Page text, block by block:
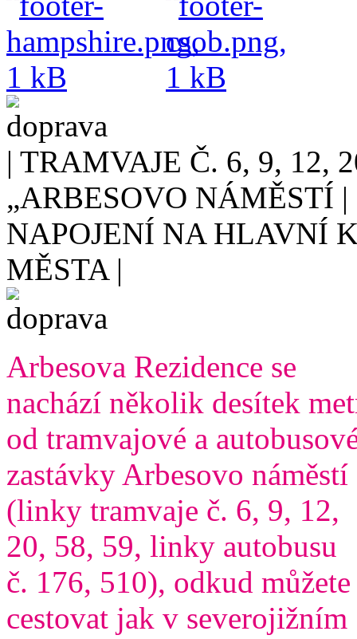
| TRAMVAJE Č. 6, 9, 12,
„ARBESOVO NÁMĚSTÍ
NAPOJENÍ NA HLAVNÍ
MĚSTA |
Arbesova Rezidence se
nachází několik desítek
od tramvajové a
zastávky Arbesovo náměstí
(linky tramvaje č. 6, 9, 12,
20, 58, 59, linky autobusu
č. 176, 510), odkud můžete
cestovat jak v severojižním